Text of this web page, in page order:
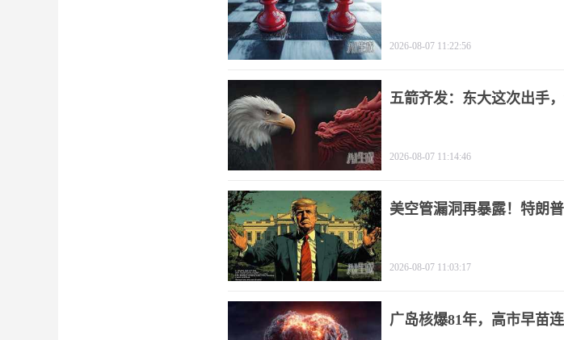
2026-08-07 11:22:56
五箭齐发：东大这次出手
2026-08-07 11:14:46
美空管漏洞再暴露！特朗
2026-08-07 11:03:17
广岛核爆81年，高市早苗